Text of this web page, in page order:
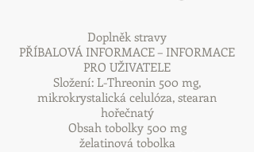
Doplněk stravy
PŘÍBALOVÁ INFORMACE – INFORMACE
PRO UŽIVATELE
Složení: L-Threonin 500 mg,
mikrokrystalická celulóza, stearan
hořečnatý
Obsah tobolky 500 mg
želatinová tobolka